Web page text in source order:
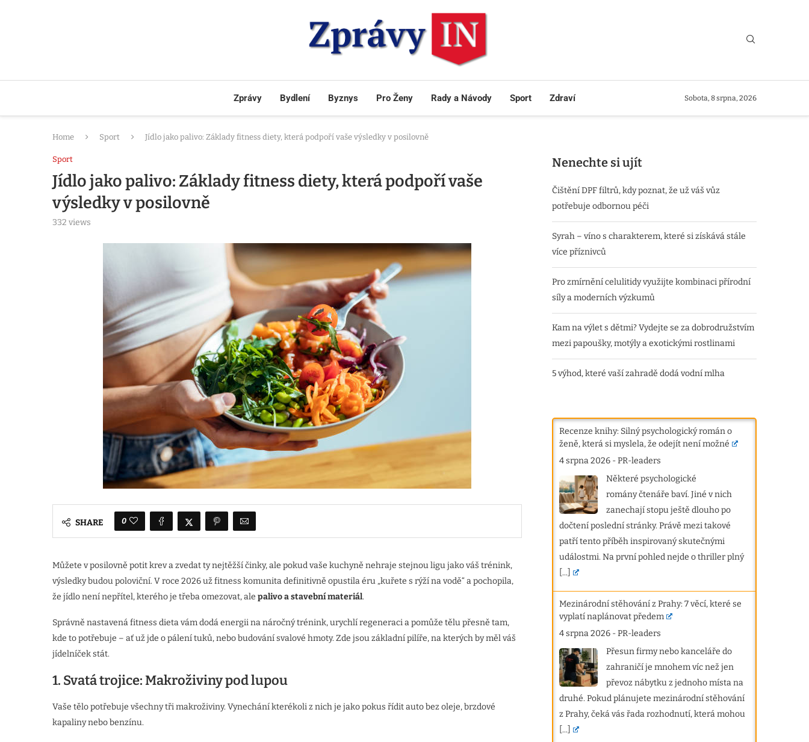
Zprávy Bydlení Byznys Pro Ženy Rady a Návody Sport Zdraví Sobota, 8 srpna, 2026
Home Sport Jídlo jako palivo: Základy fitness diety, která podpoří vaše výsledky v posilovně
Sport
Jídlo jako palivo: Základy fitness diety, která podpoří vaše
výsledky v posilovně
332 views
SHARE 0
Můžete v posilovně potit krev a zvedat ty nejtěžší činky, ale pokud vaše kuchyně nehraje stejnou ligu jako váš trénink,
výsledky budou poloviční. V roce 2026 už fitness komunita definitivně opustila éru „kuřete s rýží na vodě“ a pochopila,
že jídlo není nepřítel, kterého je třeba omezovat, ale palivo a stavební materiál.
Správně nastavená fitness dieta vám dodá energii na náročný trénink, urychlí regeneraci a pomůže tělu přesně tam,
kde to potřebuje – ať už jde o pálení tuků, nebo budování svalové hmoty. Zde jsou základní pilíře, na kterých by měl váš
jídelníček stát.
1. Svatá trojice: Makroživiny pod lupou
Vaše tělo potřebuje všechny tři makroživiny. Vynechání kterékoli z nich je jako pokus řídit auto bez oleje, brzdové
kapaliny nebo benzínu.
Nenechte si ujít
Čištění DPF filtrů, kdy poznat, že už váš vůz
potřebuje odbornou péči
Syrah – víno s charakterem, které si získává stále
více příznivců
Pro zmírnění celulitidy využijte kombinaci přírodní
síly a moderních výzkumů
Kam na výlet s dětmi? Vydejte se za dobrodružstvím
mezi papoušky, motýly a exotickými rostlinami
5 výhod, které vaší zahradě dodá vodní mlha
Recenze knihy: Silný psychologický román o
ženě, která si myslela, že odejít není možné
4 srpna 2026 -PR-leaders
Některé psychologické
romány čtenáře baví. Jiné v nich
zanechají stopu ještě dlouho po
dočtení poslední stránky. Právě mezi takové
patří tento příběh inspirovaný skutečnými
událostmi. Na první pohled nejde o thriller plný
[...]
Mezinárodní stěhování z Prahy: 7 věcí, které se
vyplatí naplánovat předem
4 srpna 2026 -PR-leaders
Přesun firmy nebo kanceláře do
zahraničí je mnohem víc než jen
převoz nábytku z jednoho místa na
druhé. Pokud plánujete mezinárodní stěhování
z Prahy, čeká vás řada rozhodnutí, která mohou
[...]